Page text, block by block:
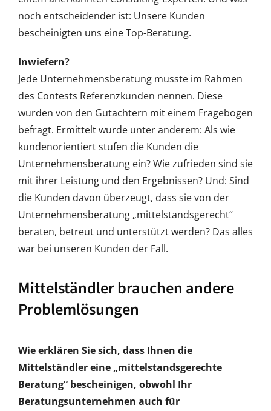
noch entscheidender ist: Unsere Kunden
bescheinigten uns eine Top-Beratung.
Inwiefern?
Jede Unternehmensberatung musste im Rahmen
des Contests Referenzkunden nennen. Diese
wurden von den Gutachtern mit einem Fragebogen
befragt. Ermittelt wurde unter anderem: Als wie
kundenorientiert stufen die Kunden die
Unternehmensberatung ein? Wie zufrieden sind sie
mit ihrer Leistung und den Ergebnissen? Und: Sind
die Kunden davon überzeugt, dass sie von der
Unternehmensberatung „mittelstandsgerecht“
beraten, betreut und unterstützt werden? Das alles
war bei unseren Kunden der Fall.
Mittelständler brauchen andere
Problemlösungen
Wie erklären Sie sich, dass Ihnen die
Mittelständler eine „mittelstandsgerechte
Beratung“ bescheinigen, obwohl Ihr
Beratungsunternehmen auch für